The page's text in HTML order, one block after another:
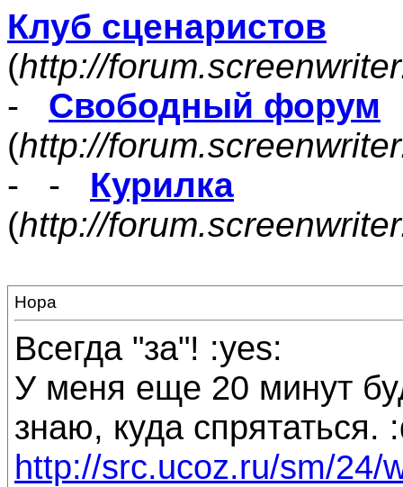
Клуб сценаристов
(http://
- Свободный форум
(http://
- - Курилка
(http://
Нора
Всегда "за"! :yes:
У меня еще 20 минут
знаю, куда спрятаться.
http://src.ucoz.ru/sm/24/